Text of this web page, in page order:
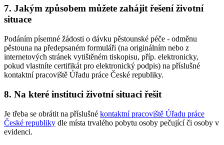
7. Jakým způsobem můžete zahájit řešení životní
situace
Podáním písemné žádosti o dávku pěstounské péče - odměnu
pěstouna na předepsaném formuláři (na originálním nebo z
internetových stránek vytištěném tiskopisu, příp. elektronicky,
pokud vlastníte certifikát pro elektronický podpis) na příslušné
kontaktní pracoviště Úřadu práce České republiky.
8. Na které instituci životní situaci řešit
Je třeba se obrátit na příslušné kontaktní pracoviště Úřadu práce
České republiky dle místa trvalého pobytu osoby pečující či osoby v
evidenci.